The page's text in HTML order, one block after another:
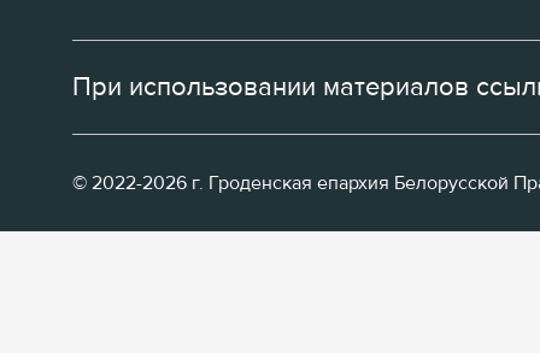
При использовании материалов
© 2022-2026 г. Гроденская епархия Белорусской